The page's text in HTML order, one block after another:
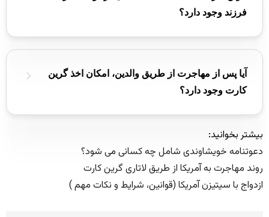
فرزند وجود دارد؟
بله، اما زمان انتظار ممکن است طولانی‌تر باشد، زیرا برای
دارندگان گرین کارت، ویزاهای خانوادگی محدودیت‌های
بیشتری دارند.
آیا پس از مهاجرت از طریق والدین، امکان اخذ گرین
کارت وجود دارد؟
بله، متقاضیان می‌توانند پس از ورود به آمریکا درخواست
گرین کارت دهند و در نهایت واجد شرایط برای اخذ
شهروندی نیز شوند.
بیشتر بخوانید:
دعوتنامه خویشاوندی شامل چه کسانی می شود؟
روند مهاجرت به آمریکا از طریق لاتاری گرین کارت
ازدواج با سیتیزن آمریکا (قوانین، شرایط و نکات مهم )